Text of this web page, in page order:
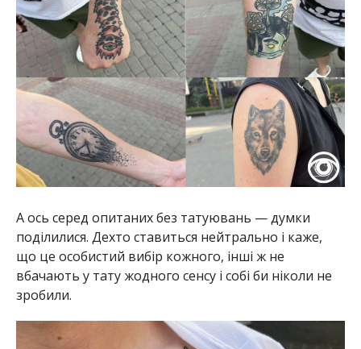
А ось серед опитаних без татуювань — думки
поділилися. Дехто ставиться нейтрально і каже,
що це особистий вибір кожного, інші ж не
вбачають у тату жодного сенсу і собі би ніколи не
зробили.